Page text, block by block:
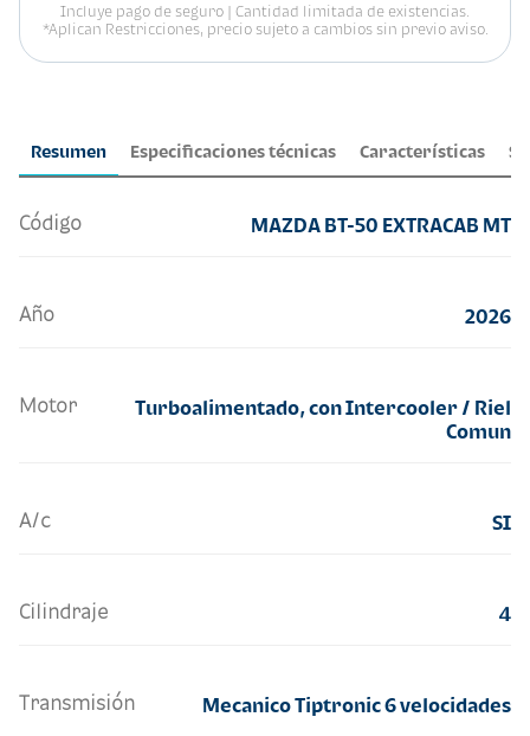
Resumen Especificaciones técnicas Características
Código MAZDA BT-50 EXTRACAB MT
Año 2026
Motor
Turboalimentado, con Intercooler / Riel
Comun
A/c SI
Cilindraje 4
Transmisión Mecanico Tiptronic 6 velocidades
Incluye pago de seguro | Cantidad limitada de existencias.
*Aplican Restricciones, precio sujeto a cambios sin previo aviso.